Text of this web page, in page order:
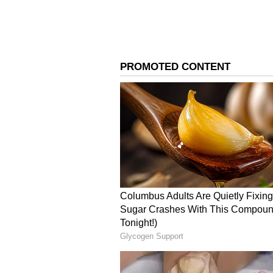
உங்கள் துணை உங்களிடம்
ஒரு எச்சரிக்கை
என்பதை குறிக்கிறது.
துணை மறைத்தால் அவர்
முயற்சிப்பதைக் குறிக்கிறது.